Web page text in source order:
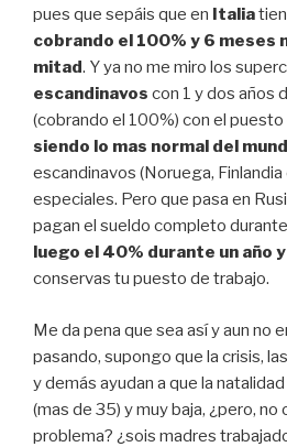
pues que sepáis que en Italia
cobrando el 100% y 6 meses
mitad. Y ya no me miro los
escandinavos con 1 y dos años
(cobrando el 100%) con el
siendo lo mas normal del
escandinavos (Noruega, Finlandia
especiales. Pero que pasa en
pagan el sueldo completo durante
luego el 40% durante un año
conservas tu puesto de trabajo.
Me da pena que sea así y aun no
pasando, supongo que la crisis,
y demás ayudan a que la
(mas de 35) y muy baja, ¿pero, no
problema? ¿sois madres